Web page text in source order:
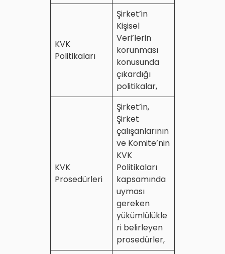
KVK
Politikaları
Şirket’in
Kişisel
Veri’lerin
korunması
konusunda
çıkardığı
politikalar,
KVK
Prosedürleri
Şirket’in,
Şirket
çalışanlarının
ve Komite’nin
KVK
Politikaları
kapsamında
uyması
gereken
yükümlülükle
ri belirleyen
prosedürler,